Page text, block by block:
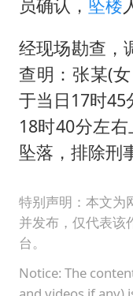
员确认， 坠楼
经现场勘查，
查明：张某(
于当日17时45
18时40分左
坠落，排除刑
特别声明：本文为
并发布，仅代表该
台。
Notice: The